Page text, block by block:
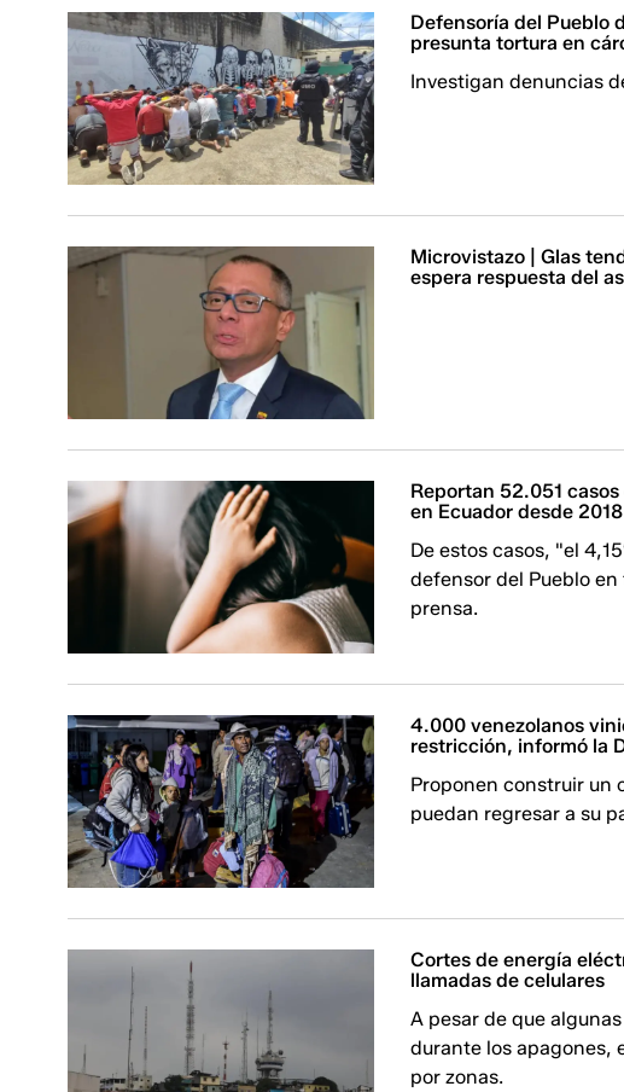
Defensoría del Pueblo
presunta tortura en
Investigan denuncias
Microvistazo | Glas
espera respuesta del
Reportan 52.051
en Ecuador desde 2018
De estos casos, "el
defensor del Pueblo
prensa.
4.000 venezolanos
restricción, informó la
Proponen construir un
puedan regresar a su
Cortes de energía
llamadas de celulares
A pesar de que
durante los apagones,
por zonas.